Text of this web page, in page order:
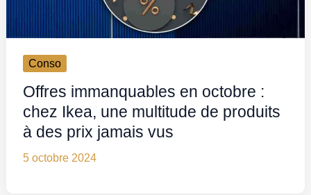
Conso
Offres immanquables en octobre :
chez Ikea, une multitude de produits
à des prix jamais vus
5 octobre 2024